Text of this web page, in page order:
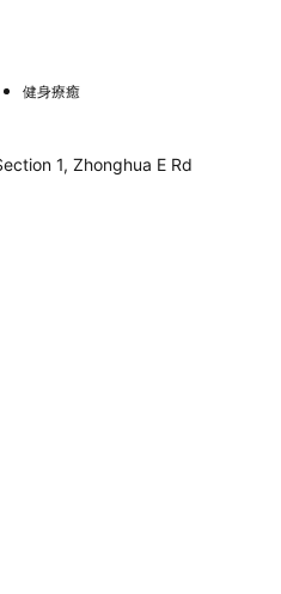
健身療癒
1, Zhonghua E Rd